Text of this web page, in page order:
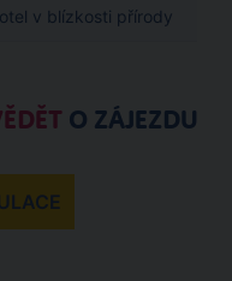
v blízkosti přírody
O ZÁJEZDU